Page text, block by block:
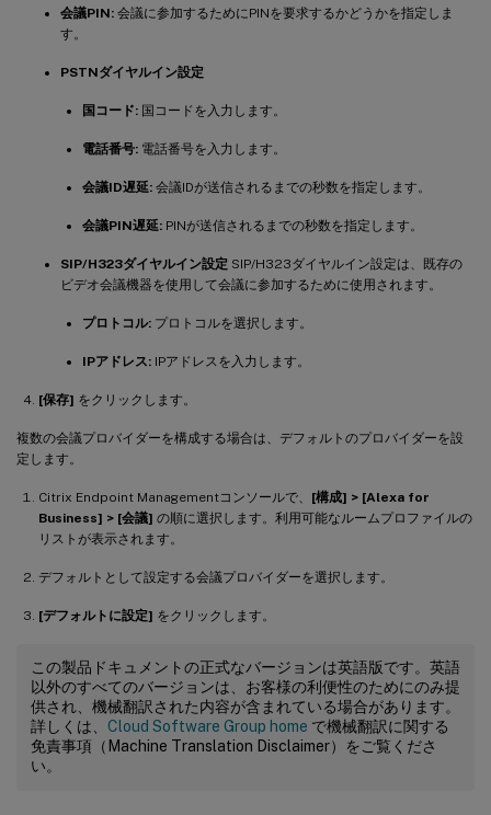
会議PIN: 会議に参加するためにPINを要求するかどうかを指定しま
す。
PSTNダイヤルイン設定
国コード: 国コードを入力します。
電話番号: 電話番号を入力します。
会議ID遅延: 会議IDが送信されるまでの秒数を指定します。
会議PIN遅延: PINが送信されるまでの秒数を指定します。
SIP/H323ダイヤルイン設定 SIP/H323ダイヤルイン設定は、既存の
ビデオ会議機器を使用して会議に参加するために使用されます。
プロトコル: プロトコルを選択します。
IPアドレス: IPアドレスを入力します。
[保存] をクリックします。
複数の会議プロバイダーを構成する場合は、デフォルトのプロバイダーを設
定します。
Citrix Endpoint Managementコンソールで、 [構成] > [Alexa for
Business] > [会議] の順に選択します。利用可能なルームプロファイルの
リストが表示されます。
デフォルトとして設定する会議プロバイダーを選択します。
[デフォルトに設定] をクリックします。
この製品ドキュメントの正式なバージョンは英語版です。英語
以外のすべてのバージョンは、お客様の利便性のためにのみ提
供され、機械翻訳された内容が含まれている場合があります。
詳しくは、 Cloud Software Group home で機械翻訳に関する
免責事項（Machine Translation Disclaimer）をご覧くださ
い。